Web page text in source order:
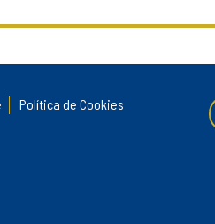
Política de Cookies